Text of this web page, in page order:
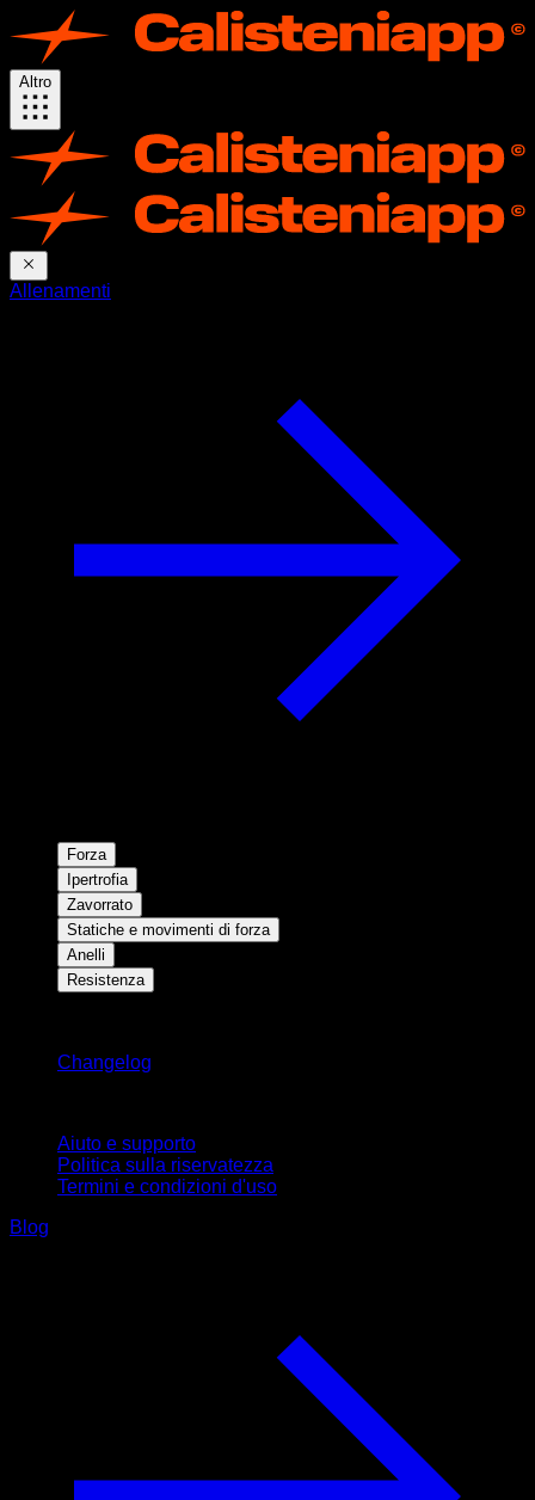
Altro
Allenamenti
Forza
Ipertrofia
Zavorrato
Statiche e movimenti di forza
Anelli
Resistenza
Changelog
Aiuto e supporto
Politica sulla riservatezza
Termini e condizioni d'uso
Blog